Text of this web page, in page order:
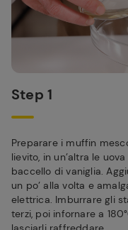
Step 1
Preparare i muffin
lievito, in un’altra le
baccello di vaniglia.
un po’ alla volta e
elettrica. Imburrare gli
terzi, poi infornare a